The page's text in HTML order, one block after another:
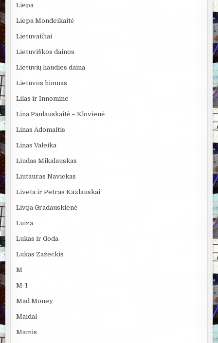
Liepa
Liepa Mondeikaitė
Lietuvaičiai
Lietuviškos dainos
Lietuvių liaudies daina
Lietuvos himnas
Lilas ir Innomine
Lina Paulauskaitė – Klovienė
Linas Adomaitis
Linas Valeika
Liudas Mikalauskas
Liutauras Navickas
Liveta ir Petras Kazlauskai
Livija Gradauskienė
Luiza
Lukas ir Goda
Lukas Zažeckis
M
M-1
Mad Money
Maidal
Mamis